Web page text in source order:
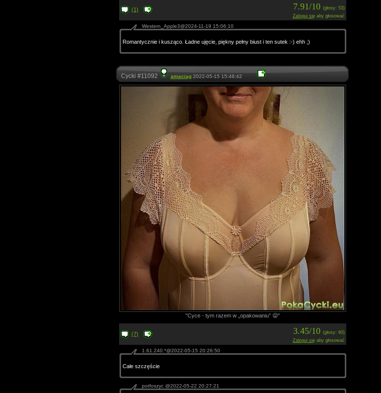
(1) 7.91/10 (głosy: 53)
Zaloguj się aby głosować
Western_Apple3@2024-11-19 15:06:10
Romantycznie i kusząco. Ładne ujęcie, piękny pełny biust i ten sutek :-) ehh ;)
Cycki #11092 amaciag2022-05-15 15:48:42
"Cyce - tym razem w „opakowaniu” 😜"
(7) 3.45/10 (głosy: 60)
Zaloguj się aby głosować
1.61.240.*@2022-05-15 20:26:50
Całe szczęście
potfoszyc @2022-05-22 20:27:21